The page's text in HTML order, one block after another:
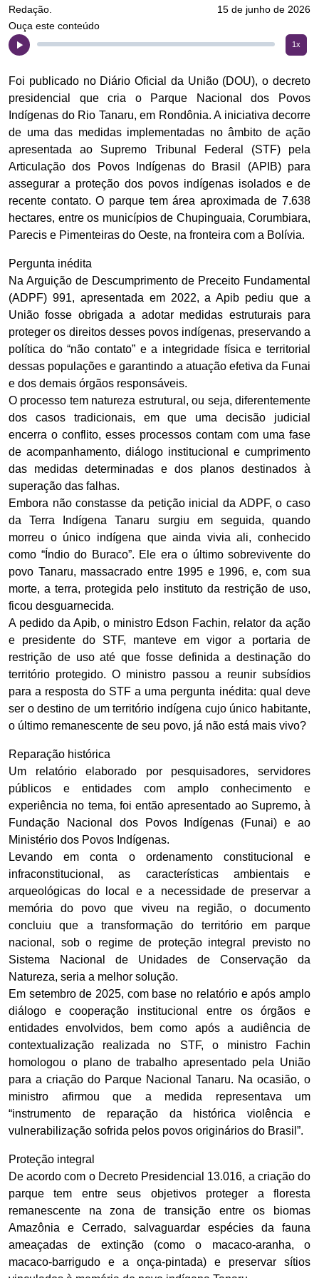
Redação.
15 de junho de 2026
Ouça este conteúdo
1x
Foi publicado no Diário Oficial da União (DOU), o decreto
presidencial que cria o Parque Nacional dos Povos
Indígenas do Rio Tanaru, em Rondônia. A iniciativa decorre
de uma das medidas implementadas no âmbito de ação
apresentada ao Supremo Tribunal Federal (STF) pela
Articulação dos Povos Indígenas do Brasil (APIB) para
assegurar a proteção dos povos indígenas isolados e de
recente contato. O parque tem área aproximada de 7.638
hectares, entre os municípios de Chupinguaia, Corumbiara,
Parecis e Pimenteiras do Oeste, na fronteira com a Bolívia.
Pergunta inédita
Na Arguição de Descumprimento de Preceito Fundamental
(ADPF) 991, apresentada em 2022, a Apib pediu que a
União fosse obrigada a adotar medidas estruturais para
proteger os direitos desses povos indígenas, preservando a
política do “não contato” e a integridade física e territorial
dessas populações e garantindo a atuação efetiva da Funai
e dos demais órgãos responsáveis.
O processo tem natureza estrutural, ou seja, diferentemente
dos casos tradicionais, em que uma decisão judicial
encerra o conflito, esses processos contam com uma fase
de acompanhamento, diálogo institucional e cumprimento
das medidas determinadas e dos planos destinados à
superação das falhas.
Embora não constasse da petição inicial da ADPF, o caso
da Terra Indígena Tanaru surgiu em seguida, quando
morreu o único indígena que ainda vivia ali, conhecido
como “Índio do Buraco”. Ele era o último sobrevivente do
povo Tanaru, massacrado entre 1995 e 1996, e, com sua
morte, a terra, protegida pelo instituto da restrição de uso,
ficou desguarnecida.
A pedido da Apib, o ministro Edson Fachin, relator da ação
e presidente do STF, manteve em vigor a portaria de
restrição de uso até que fosse definida a destinação do
território protegido. O ministro passou a reunir subsídios
para a resposta do STF a uma pergunta inédita: qual deve
ser o destino de um território indígena cujo único habitante,
o último remanescente de seu povo, já não está mais vivo?
Reparação histórica
Um relatório elaborado por pesquisadores, servidores
públicos e entidades com amplo conhecimento e
experiência no tema, foi então apresentado ao Supremo, à
Fundação Nacional dos Povos Indígenas (Funai) e ao
Ministério dos Povos Indígenas.
Levando em conta o ordenamento constitucional e
infraconstitucional, as características ambientais e
arqueológicas do local e a necessidade de preservar a
memória do povo que viveu na região, o documento
concluiu que a transformação do território em parque
nacional, sob o regime de proteção integral previsto no
Sistema Nacional de Unidades de Conservação da
Natureza, seria a melhor solução.
Em setembro de 2025, com base no relatório e após amplo
diálogo e cooperação institucional entre os órgãos e
entidades envolvidos, bem como após a audiência de
contextualização realizada no STF, o ministro Fachin
homologou o plano de trabalho apresentado pela União
para a criação do Parque Nacional Tanaru. Na ocasião, o
ministro afirmou que a medida representava um
“instrumento de reparação da histórica violência e
vulnerabilização sofrida pelos povos originários do Brasil”.
Proteção integral
De acordo com o Decreto Presidencial 13.016, a criação do
parque tem entre seus objetivos proteger a floresta
remanescente na zona de transição entre os biomas
Amazônia e Cerrado, salvaguardar espécies da fauna
ameaçadas de extinção (como o macaco-aranha, o
macaco-barrigudo e a onça-pintada) e preservar sítios